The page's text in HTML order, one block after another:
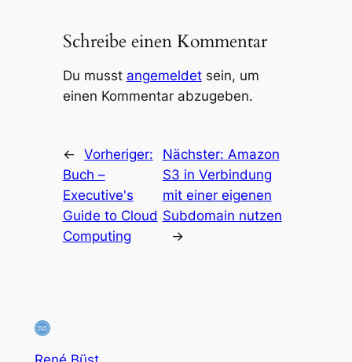
Schreibe einen Kommentar
Du musst angemeldetsein, um
einen Kommentar abzugeben.
← Vorheriger:
Buch –
Executive's
Guide to Cloud
Computing
Nächster: Amazon
S3 in Verbindung
mit einer eigenen
Subdomain nutzen
→